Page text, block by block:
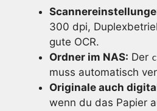
300 dpi,
gute OCR.
Ordner im NAS: Der
muss automatisch
Originale auch
wenn du das Papier